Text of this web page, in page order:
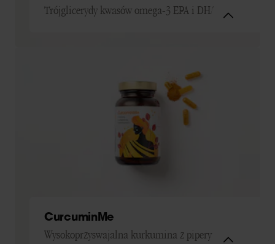
Trójglicerydy kwasów omega-3 EPA i DHA z ryb
CurcuminMe
Wysokoprzyswajalna kurkumina z piperyną